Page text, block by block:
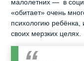
малолетних — в
«обитает» очень
психологию ребёнка,
своих мерзких целях.